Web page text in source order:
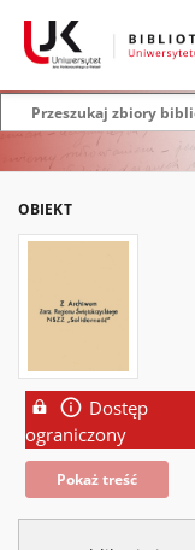
OBIEKT
Dostęp
ograniczony
Pokaż treść